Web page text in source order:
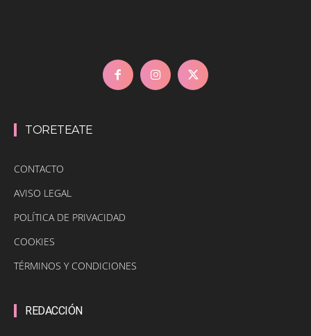
TORETEATE
CONTACTO
AVISO LEGAL
POLÍTICA DE PRIVACIDAD
COOKIES
TÉRMINOS Y CONDICIONES
REDACCIÓN